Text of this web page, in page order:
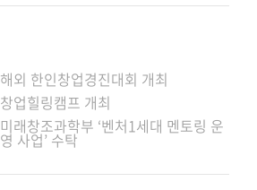
해외 한인창업경진대회 개최
창업힐링캠프 개최
미래창조과학부 ‘벤처1세대 멘토링 운
영 사업’ 수탁